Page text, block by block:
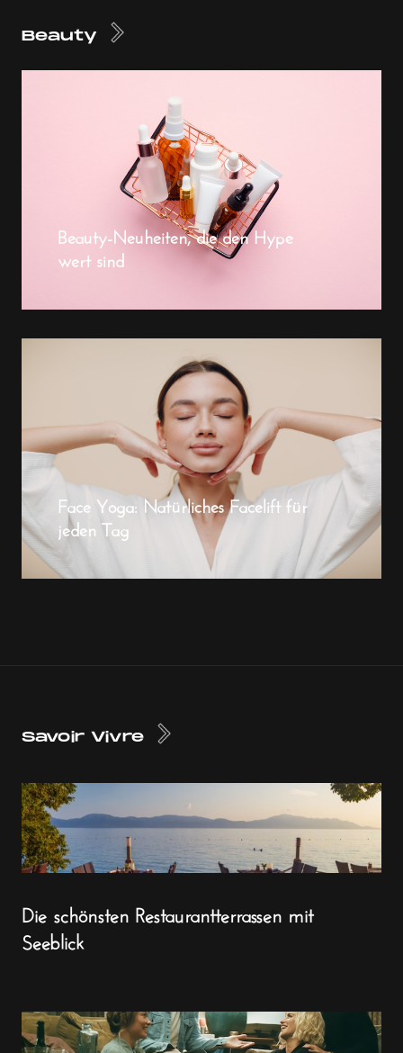
Beauty
Beauty-Neuheiten, die den Hype
wert sind
Face Yoga: Natürliches Facelift für
jeden Tag
Savoir Vivre
Die schönsten Restaurantterrassen mit
Seeblick